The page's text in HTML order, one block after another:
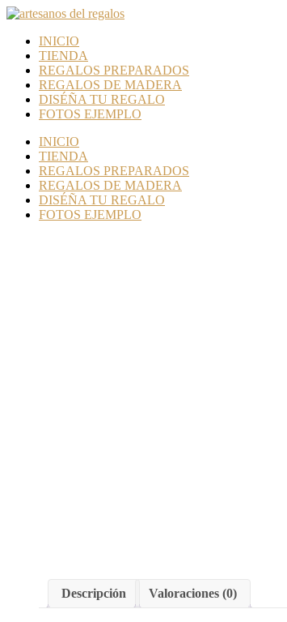
INICIO
TIENDA
REGALOS PREPARADOS
REGALOS DE MADERA
DISÉÑA TU REGALO
FOTOS EJEMPLO
INICIO
TIENDA
REGALOS PREPARADOS
REGALOS DE MADERA
DISÉÑA TU REGALO
FOTOS EJEMPLO
Descripción Valoraciones (0)